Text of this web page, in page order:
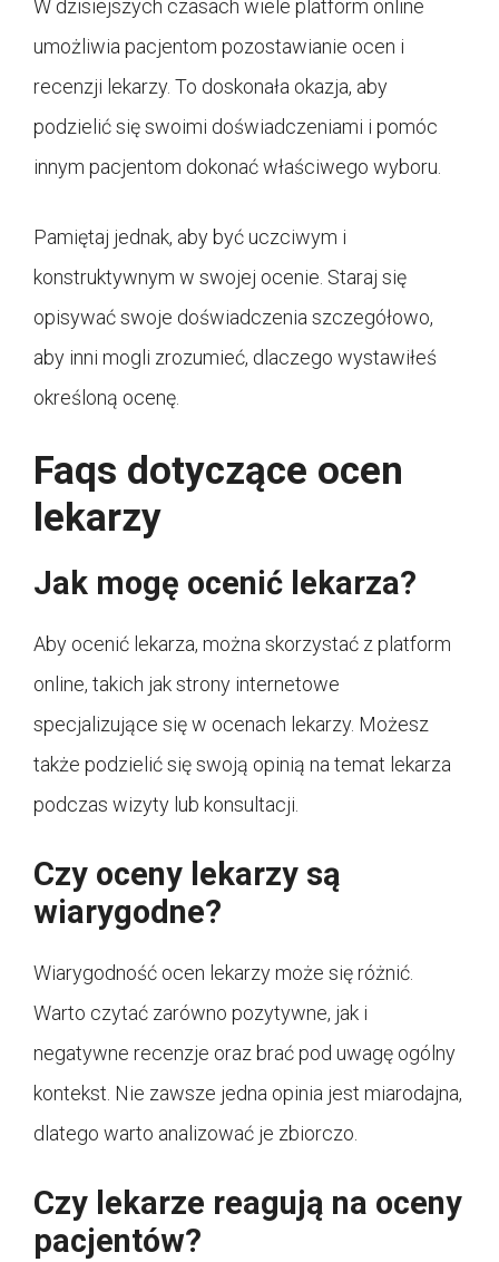
W dzisiejszych czasach wiele platform online
umożliwia pacjentom pozostawianie ocen i
recenzji lekarzy. To doskonała okazja, aby
podzielić się swoimi doświadczeniami i pomóc
innym pacjentom dokonać właściwego wyboru.
Pamiętaj jednak, aby być uczciwym i
konstruktywnym w swojej ocenie. Staraj się
opisywać swoje doświadczenia szczegółowo,
aby inni mogli zrozumieć, dlaczego wystawiłeś
określoną ocenę.
Faqs dotyczące ocen
lekarzy
Jak mogę ocenić lekarza?
Aby ocenić lekarza, można skorzystać z platform
online, takich jak strony internetowe
specjalizujące się w ocenach lekarzy. Możesz
także podzielić się swoją opinią na temat lekarza
podczas wizyty lub konsultacji.
Czy oceny lekarzy są
wiarygodne?
Wiarygodność ocen lekarzy może się różnić.
Warto czytać zarówno pozytywne, jak i
negatywne recenzje oraz brać pod uwagę ogólny
kontekst. Nie zawsze jedna opinia jest miarodajna,
dlatego warto analizować je zbiorczo.
Czy lekarze reagują na oceny
pacjentów?